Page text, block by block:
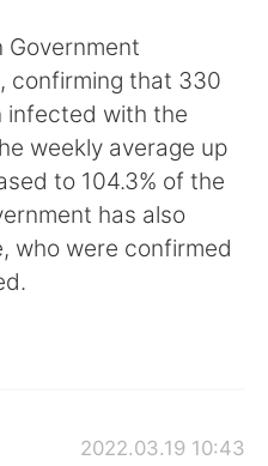
Việt
Government
confirming that 330
infected with the
weekly average up
to 104.3% of the
has also
who were confirmed
2022.03.19 10:43